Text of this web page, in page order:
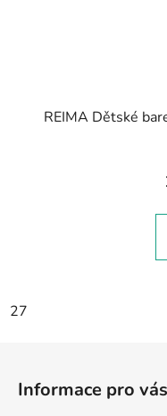
REIMA Dětské
27
Informace pro vás